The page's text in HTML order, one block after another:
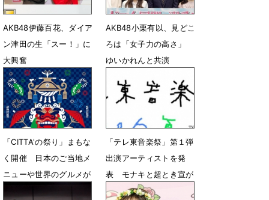
AKB48伊藤百花、ダイア
ン津田の生「スー！」に
大興奮
8月2日 07時02分
AKB48小栗有以、見どこ
ろは「女子力の高さ」
ゆいかれんと共演
「CITTA'の祭り」まもな
く開催 ⽇本のご当地メ
ニューや世界のグルメが
「テレ東音楽祭」第１弾
出演アーティストを発
表 モナキと超とき宣が
福岡の意外なスポットか